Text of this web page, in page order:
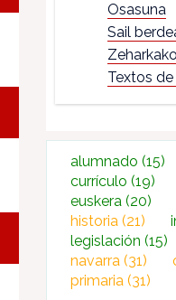
Osasuna
Sail
Textos
alumnado(15)
currículo(19)
euskera(20)
historia(21)
legislación(15)
navarra(31)
primaria(31)